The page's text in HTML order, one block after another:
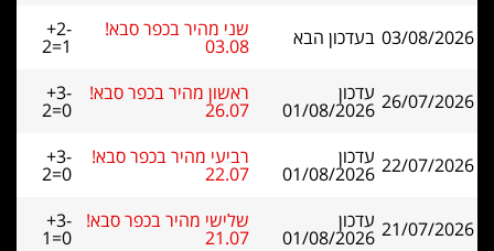
03/08/2026 בעדכון הבא שני מהיר בכפר סבא!
03.08
+2-
2=1
26/07/2026 עדכון
01/08/2026
ראשון מהיר בכפר סבא!
26.07
+3-
2=0
22/07/2026 עדכון
01/08/2026
רביעי מהיר בכפר סבא!
22.07
+3-
2=0
21/07/2026 עדכון
01/08/2026
שלישי מהיר בכפר סבא!
21.07
+3-
1=0